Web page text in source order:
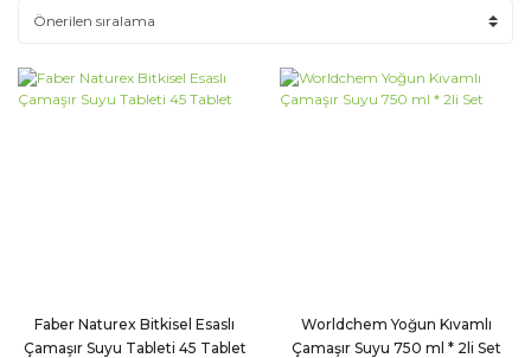
Faber Naturex Bitkisel Esaslı
Çamaşır Suyu Tableti 45 Tablet
Worldchem Yoğun Kıvamlı
Çamaşır Suyu 750 ml * 2li Set